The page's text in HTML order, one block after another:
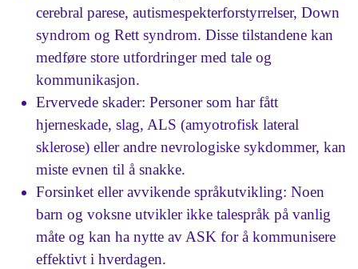
cerebral parese, autismespekterforstyrrelser, Down
syndrom og Rett syndrom. Disse tilstandene kan
medføre store utfordringer med tale og
kommunikasjon.
Ervervede skader: Personer som har fått
hjerneskade, slag, ALS (amyotrofisk lateral
sklerose) eller andre nevrologiske sykdommer, kan
miste evnen til å snakke.
Forsinket eller avvikende språkutvikling: Noen
barn og voksne utvikler ikke talespråk på vanlig
måte og kan ha nytte av ASK for å kommunisere
effektivt i hverdagen.